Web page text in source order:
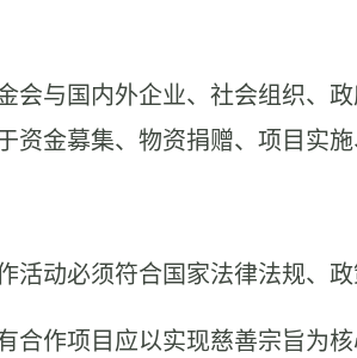
会与国内外企业、社会组织、
资金募集、物资捐赠、项目实
活动必须符合国家法律法规、
合作项目应以实现慈善宗旨为